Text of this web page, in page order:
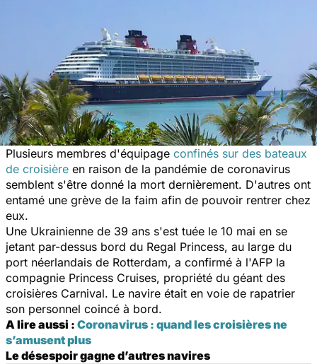
Plusieurs membres d'équipage confinés sur des bateaux
de croisière en raison de la pandémie de coronavirus
semblent s'être donné la mort dernièrement. D'autres ont
entamé une grève de la faim afin de pouvoir rentrer chez
eux.
Une Ukrainienne de 39 ans s'est tuée le 10 mai en se
jetant par-dessus bord du Regal Princess, au large du
port néerlandais de Rotterdam, a confirmé à l'AFP la
compagnie Princess Cruises, propriété du géant des
croisières Carnival. Le navire était en voie de rapatrier
son personnel coincé à bord.
A lire aussi : Coronavirus : quand les croisières ne
s’amusent plus
Le désespoir gagne d’autres navires